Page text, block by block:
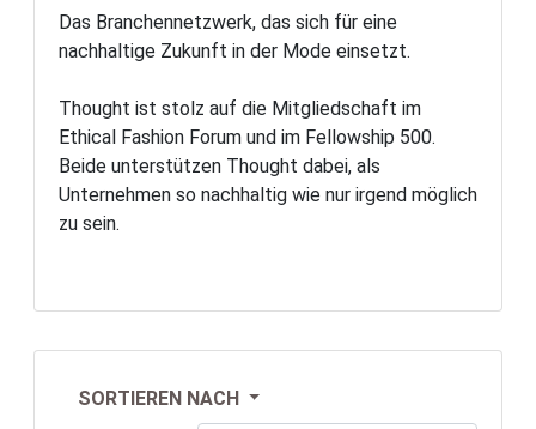
Das Branchennetzwerk, das sich für eine
nachhaltige Zukunft in der Mode einsetzt.
Thought ist stolz auf die Mitgliedschaft im
Ethical Fashion Forum und im Fellowship 500.
Beide unterstützen Thought dabei, als
Unternehmen so nachhaltig wie nur irgend möglich
zu sein.
SORTIEREN NACH